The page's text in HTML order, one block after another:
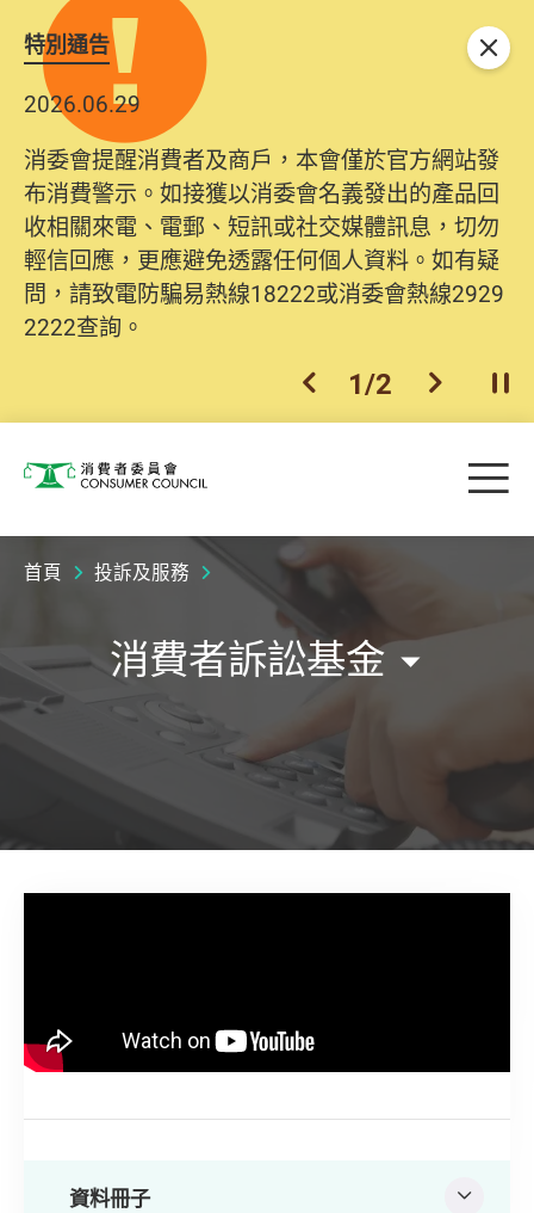
特別通告
2026.06.29
消委會提醒消費者及商戶，本會僅於官方網站發
布消費警示。如接獲以消委會名義發出的產品回
收相關來電、電郵、短訊或社交媒體訊息，切勿
輕信回應，更應避免透露任何個人資料。如有疑
問，請致電防騙易熱線18222或消委會熱線2929
2222查詢。
上一個
1/2 下一個開
關閉
消費者委員會 目
首頁 投訴及服務
消費者訴訟基金
資料冊子